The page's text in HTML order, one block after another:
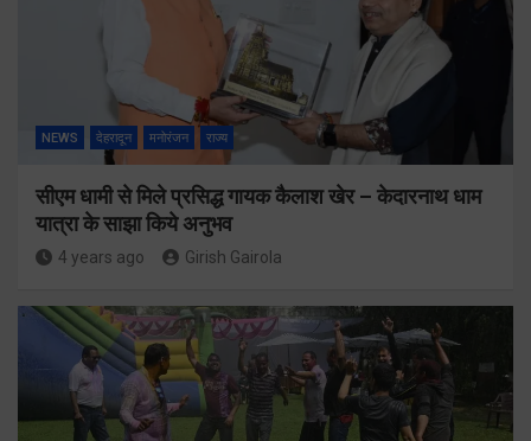
NEWS देहरादून मनोरंजन राज्य
सीएम धामी से मिले प्रसिद्ध गायक कैलाश खेर – केदारनाथ धाम
यात्रा के साझा किये अनुभव
4 years ago Girish Gairola